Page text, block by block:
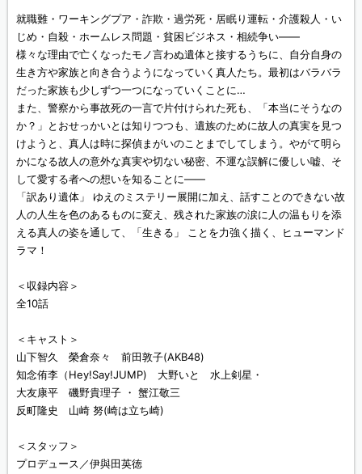
就職難・ワーキングプア・詐欺・過労死・居眠り運転・介護殺人・い
じめ・自殺・ホームレス問題・貧困ビジネス・相続争い——
様々な理由で亡くなったモノ言わぬ遺体と接するうちに、自分自身の
生き方や家族と向き合うようになっていく真人たち。最初はバラバラ
だった家族も少しずつ一つになっていくことに…
また、警察から事故死の一言で片付けられた死も、「本当にそうなの
か？」とおせっかいとは知りつつも、遺族のために故人の真実を見つ
けようと、真人は時に探偵まがいのことまでしてしまう。やがて明ら
かになる故人の意外な真実や切ない秘密、不運な誤解に優しい嘘、そ
して愛する者への想いを知ることに——
「訳あり遺体」 ゆえのミステリー展開に加え、話すことのできない故
人の人生を色のあるものに変え、残された家族の涙に人の温もりを添
える真人の姿を通して、「生きる」 ことを力強く描く、ヒューマンド
ラマ！
＜収録内容＞
全10話
＜キャスト＞
山下智久 榮倉奈々 前田敦子(AKB48)
知念侑李（Hey!Say!JUMP) 大野いと 水上剣星・
大友康平 磯野貴理子 ・ 蟹江敬三
反町隆史 山崎 努(崎は立ち崎)
＜スタッフ＞
プロデュース／伊與田英徳